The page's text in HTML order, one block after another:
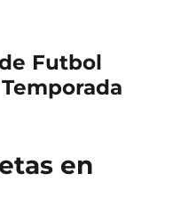
Futbol
en